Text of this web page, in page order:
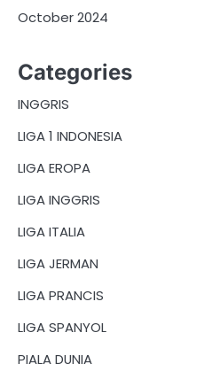
October 2024
Categories
INGGRIS
LIGA 1 INDONESIA
LIGA EROPA
LIGA INGGRIS
LIGA ITALIA
LIGA JERMAN
LIGA PRANCIS
LIGA SPANYOL
PIALA DUNIA